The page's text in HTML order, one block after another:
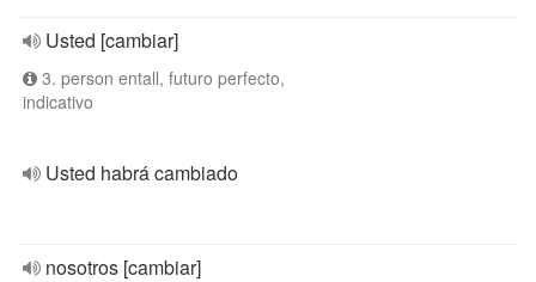
Usted [cambiar]
3. person entall, futuro perfecto,
indicativo
Usted habrá cambiado
nosotros [cambiar]